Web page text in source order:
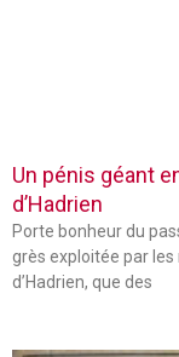
Un pénis géant
d’Hadrien
Porte bonheur du
grès exploitée par
d’Hadrien, que des